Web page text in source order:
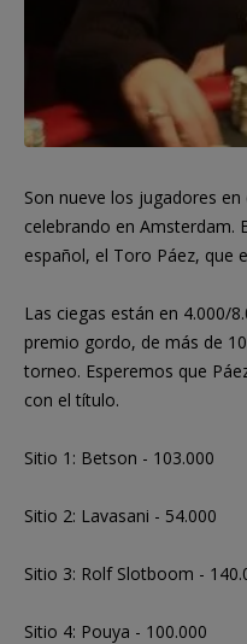
Son nueve los jugadores
celebrando en Amsterdam.
español, el Toro Páez, que
Las ciegas están en 4.000/
premio gordo, de más de
torneo. Esperemos que
con el título.
Sitio 1: Betson - 103.000
Sitio 2: Lavasani - 54.000
Sitio 3: Rolf Slotboom -
Sitio 4: Pouya - 100.000